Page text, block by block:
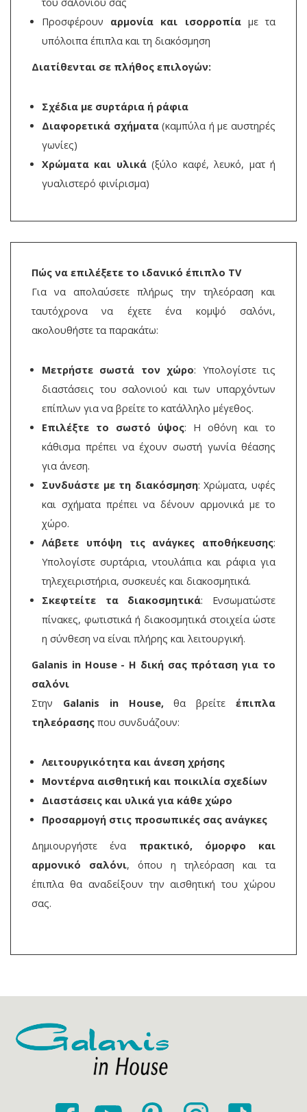
Προσφέρουν αρμονία και ισορροπία με τα
υπόλοιπα έπιπλα και τη διακόσμηση
Διατίθενται σε πλήθος επιλογών:
Σχέδια με συρτάρια ή ράφια
Διαφορετικά σχήματα(καμπύλα ή με αυστηρές
γωνίες)
Χρώματα και υλικά(ξύλο καφέ, λευκό, ματ ή
γυαλιστερό φινίρισμα)
Πώς να επιλέξετε το ιδανικό έπιπλο TV
Για να απολαύσετε πλήρως την τηλεόραση και
ταυτόχρονα να έχετε ένα κομψό σαλόνι,
ακολουθήστε τα παρακάτω:
Μετρήστε σωστά τον χώρο: Υπολογίστε τις
διαστάσεις του σαλονιού και των υπαρχόντων
επίπλων για να βρείτε το κατάλληλο μέγεθος.
Επιλέξτε το σωστό ύψος: Η οθόνη και το
κάθισμα πρέπει να έχουν σωστή γωνία θέασης
για άνεση.
Συνδυάστε με τη διακόσμηση: Χρώματα, υφές
και σχήματα πρέπει να δένουν αρμονικά με το
χώρο.
Λάβετε υπόψη τις ανάγκες αποθήκευσης:
Υπολογίστε συρτάρια, ντουλάπια και ράφια για
τηλεχειριστήρια, συσκευές και διακοσμητικά.
Σκεφτείτε τα διακοσμητικά: Ενσωματώστε
πίνακες, φωτιστικά ή διακοσμητικά στοιχεία ώστε
η σύνθεση να είναι πλήρης και λειτουργική.
Galanis in House - Η δική σας πρόταση για το
σαλόνι
Στην Galanis in House,θα βρείτεέπιπλα
τηλεόρασης που συνδυάζουν:
Λειτουργικότητα και άνεση χρήσης
Μοντέρνα αισθητική και ποικιλία σχεδίων
Διαστάσεις και υλικά για κάθε χώρο
Προσαρμογή στις προσωπικές σας ανάγκες
Δημιουργήστε ένα πρακτικό, όμορφο και
αρμονικό σαλόνι, όπου η τηλεόραση και τα
έπιπλα θα αναδείξουν την αισθητική του χώρου
σας.